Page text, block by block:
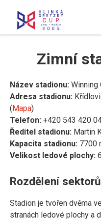
Zimní
Název stadionu: Winning
Adresa stadionu:
(Mapa)
Telefon: +420 543 420
Ředitel stadionu: Martin
Kapacita stadionu: 7700
Velikost ledové plochy:
Rozdělení
Stadion je tvořen dvěma
stranách ledové plochy a